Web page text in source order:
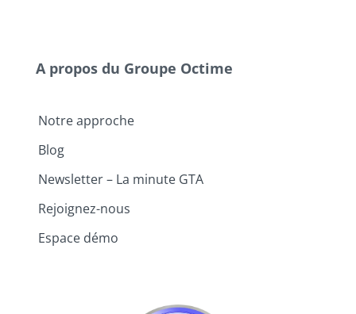
A propos du Groupe Octime
Notre approche
Blog
Newsletter – La minute GTA
Rejoignez-nous
Espace démo